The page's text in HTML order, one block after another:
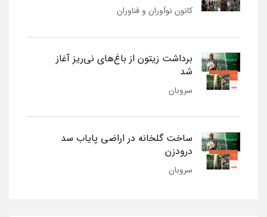
کانون نوآوران و فناوران
برداشت زیتون از باغ‌های نی‌ریز آغاز
شد
سروبان
ساخت گلخانه در اراضی پایاب سد
درودزن
سروبان